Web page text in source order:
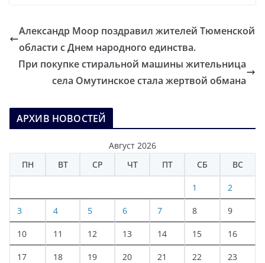
Александр Моор поздравил жителей Тюменской
области с Днем народного единства.
При покупке стиральной машины жительница
села Омутинское стала жертвой обмана
АРХИВ НОВОСТЕЙ
Август 2026
ПН
ВТ СР ЧТ ПТ СБ ВС
1 2
3 4 5 6 7 8 9
10 11 12 13 14 15 16
17 18 19 20 21 22 23